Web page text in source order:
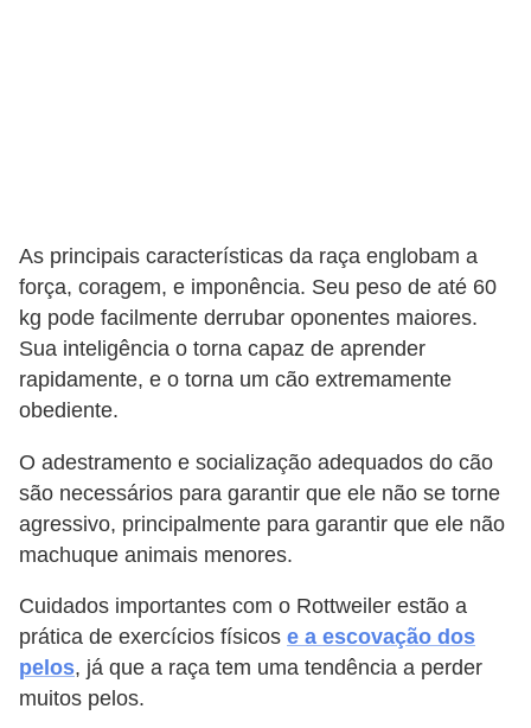
As principais características da raça englobam a
força, coragem, e imponência. Seu peso de até 60
kg pode facilmente derrubar oponentes maiores.
Sua inteligência o torna capaz de aprender
rapidamente, e o torna um cão extremamente
obediente.
O adestramento e socialização adequados do cão
são necessários para garantir que ele não se torne
agressivo, principalmente para garantir que ele não
machuque animais menores.
Cuidados importantes com o Rottweiler estão a
prática de exercícios físicos e a escovação dos
pelos, já que a raça tem uma tendência a perder
muitos pelos.